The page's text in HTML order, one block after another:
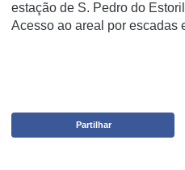
estação de S. Pedro do
Acesso ao areal por escadas
Partilhar